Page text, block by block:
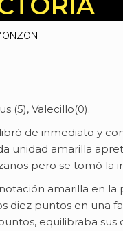
(5), Valecillo(0).
de inmediato y
unidad amarilla
pero se tomó la
amarilla en la
diez puntos en una
equilibraba sus